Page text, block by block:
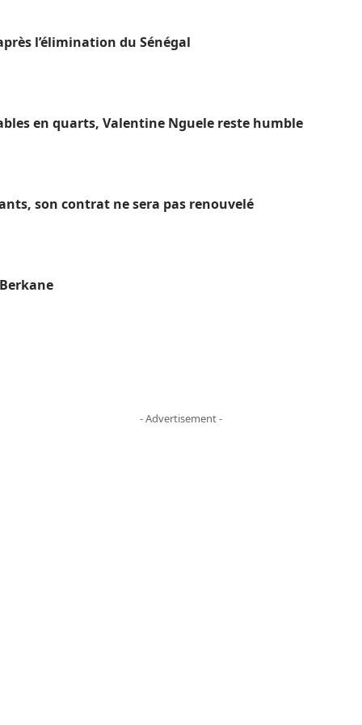
l’élimination du Sénégal
en quarts, Valentine Nguele reste humble
son contrat ne sera pas renouvelé
- Advertisement -